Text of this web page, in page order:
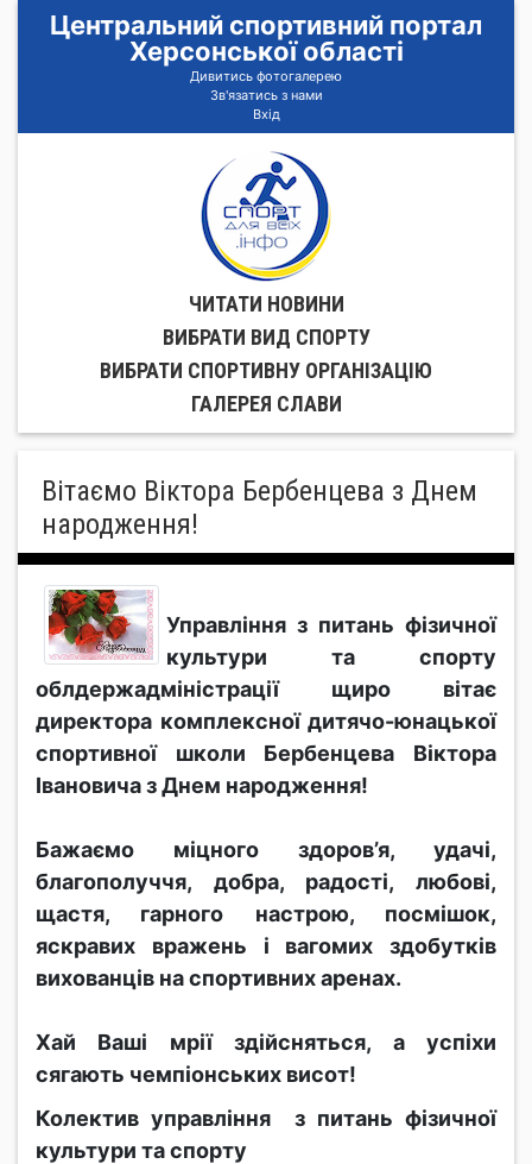
Центральний спортивний портал
Херсонської області
Дивитись фотогалерею
Зв'язатись з нами
Вхід
ЧИТАТИ НОВИНИ
ВИБРАТИ ВИД СПОРТУ
ВИБРАТИ СПОРТИВНУ ОРГАНIЗАЦIЮ
ГАЛЕРЕЯ СЛАВИ
Вітаємо Віктора Бербенцева з Днем
народження!
Управління з питань фізичної
культури та спорту
облдержадміністрації щиро вітає
директора комплексної дитячо-юнацької
спортивної школи Бербенцева Віктора
Івановича з Днем народження!
Бажаємо міцного здоров’я, удачі,
благополуччя, добра, радості, любові,
щастя, гарного настрою, посмішок,
яскравих вражень і вагомих здобутків
вихованців на спортивних аренах.
Хай Ваші мрії здійсняться, а успіхи
сягають чемпіонських висот!
Колектив управління з питань фізичної
культури та спорту